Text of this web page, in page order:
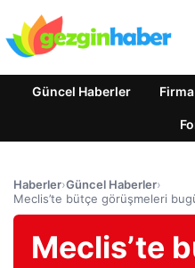
Güncel Haberler
Haberler›Güncel Haberler›
Meclis’te bütçe görüşmeleri
Meclis’te